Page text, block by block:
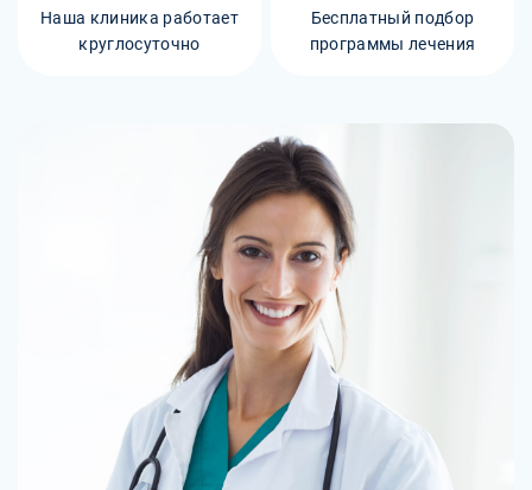
Наша клиника работает
круглосуточно
Бесплатный подбор
программы лечения